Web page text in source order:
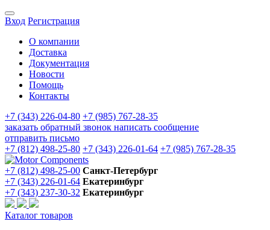
Вход Регистрация
О компании
Доставка
Документация
Новости
Помощь
Контакты
+7 (343) 226-04-80 +7 (985) 767-28-35
заказать обратный звонок написать сообщение
отправить письмо
+7 (812) 498-25-80 +7 (343) 226-01-64 +7 (985) 767-28-35
+7 (812) 498-25-00 Санкт-Петербург
+7 (343) 226-01-64 Екатеринбург
+7 (343) 237-30-32 Екатеринбург
Каталог товаров